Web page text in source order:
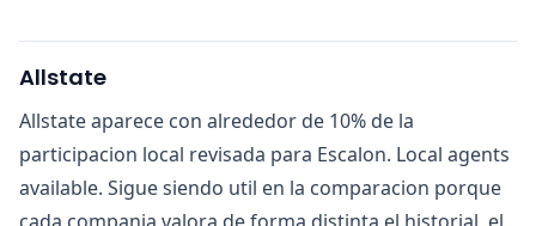
Allstate
Allstate aparece con alrededor de 10% de la
participacion local revisada para Escalon. Local agents
available. Sigue siendo util en la comparacion porque